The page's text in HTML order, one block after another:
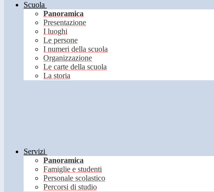
Scuola
Panoramica
Presentazione
I luoghi
Le persone
I numeri della scuola
Organizzazione
Le carte della scuola
La storia
Servizi
Panoramica
Famiglie e studenti
Personale scolastico
Percorsi di studio